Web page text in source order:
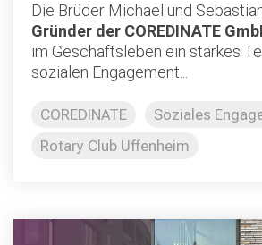
Die Brüder Michael und
Gründer der COREDINATE
im Geschäftsleben ein starkes
sozialen Engagement...
COREDINATE
Soziales
Rotary Club Uffenheim